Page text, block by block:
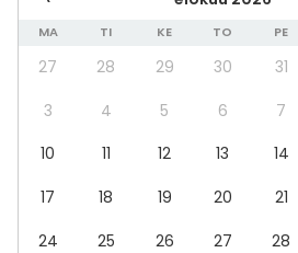
MA TI KE TO PE
27 28 29 30 31
3
4 5 6 7
10
11 12 13 14
17
18 19 20 21
24
25 26 27 28